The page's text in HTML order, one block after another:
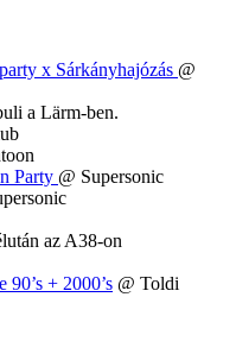
x Sárkányhajózás @
a Lärm-ben.
Party @ Supersonic
az A38-on
+ 2000’s @ Toldi